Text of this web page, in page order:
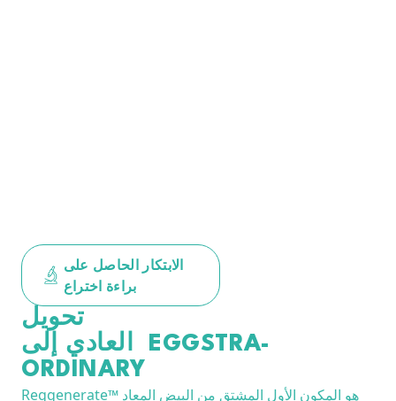
الابتكار الحاصل على
براءة اختراع
تحويل
EGGSTRA-
ORDINARY
Reggenerate™ هو المكون الأول المشتق من البيض المعاد